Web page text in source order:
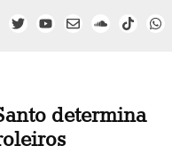
determina